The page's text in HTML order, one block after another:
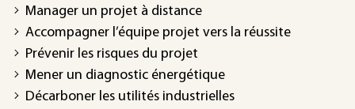
Manager un projet à distance
Accompagner l’équipe projet vers la réussite
Prévenir les risques du projet
Mener un diagnostic énergétique
Décarboner les utilités industrielles